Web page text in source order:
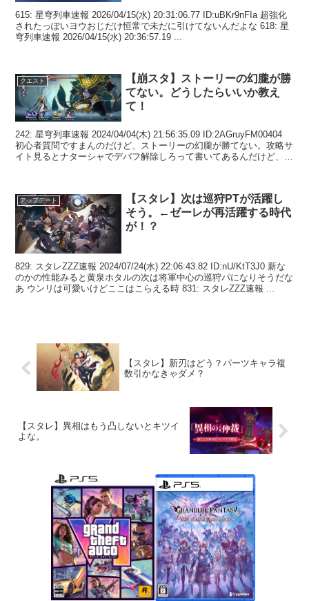
615: 星穹列車速報 2026/04/15(水) 20:31:06.77 ID:uBKr9nFIa 超強化
されたっぽいヨウおじだけ恒常で未だに引けてないんだよな 618: 星
穹列車速報 2026/04/15(水) 20:36:57.19 ...
クエスト
【崩スタ】ストーリーの幻朧が勝
てない。どうしたらいいか教え
て！
242: 星穹列車速報 2024/04/04(木) 21:56:35.09 ID:2AGruyFM00404
初心者質問ですまんのだけど、ストーリーの幻朧が勝てない。攻略サ
イト見るとナターシャでデバフ解除しろって書いてあるんだけど、軌
アップデート
【スタレ】次は巡狩PTが活躍し
そう。←ゼーレが再活躍する時代
が！？
829: スタレZZZ速報 2024/07/24(水) 22:06:43.82 ID:nU/KtT3J0 新な
のかの性能みると黄泉ホタルの次は将軍中心の巡狩パになりそうだな
あ ウンリは可愛いけどここはこらえる時 831: スタレZZZ速報 ...
【スタレ】新刃はどう？パーツキャラ複
数引かなきゃダメ？
【スタレ】異相はもう凸しないとキツイ
よな。